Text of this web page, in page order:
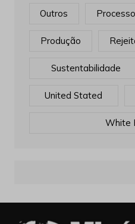
Outros
Produção
Sustentabilidade
United Stated
White